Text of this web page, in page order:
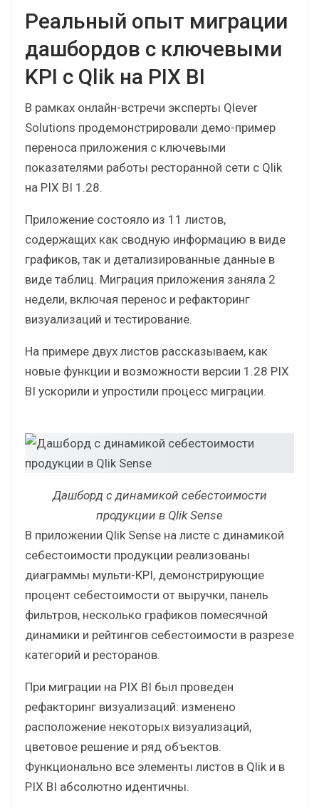
тестирование фокусной группе пользователей.
Реальный опыт миграции
дашбордов с ключевыми
KPI с Qlik на PIX BI
В рамках онлайн-встречи эксперты Qlever
Solutions продемонстрировали демо-пример
переноса приложения с ключевыми
показателями работы ресторанной сети с Qlik
на PIX BI 1.28.
содержащих как сводную информацию в виде
графиков, так и детализированные данные в
виде таблиц. Миграция приложения заняла 2
визуализаций и тестирование.
На примере двух листов рассказываем, как
BI ускорили и упростили процесс миграции.
Дашборд с динамикой себестоимости
продукции в Qlik Sense
В приложении Qlik Sense на листе с динамикой
диаграммы мульти-KPI, демонстрирующие
процент себестоимости от выручки, панель
фильтров, несколько графиков помесячной
динамики и рейтингов себестоимости в разрезе
категорий и ресторанов.